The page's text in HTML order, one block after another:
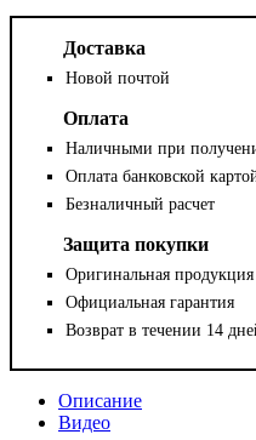
Доставка
Новой почтой
Оплата
Наличными при
Оплата банковской
Безналичный расчет
Защита покупки
Оригинальная продукция
Официальная гарантия
Возврат в течении 14
Описание
Видео